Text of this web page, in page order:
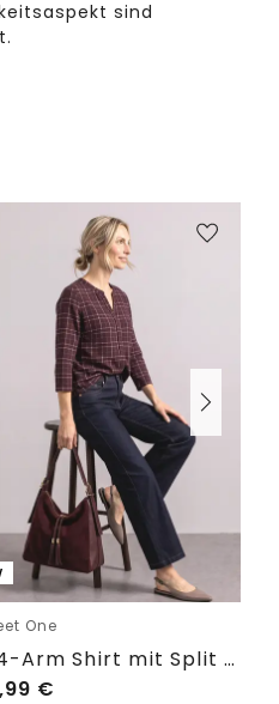
sind
One
3/4-Arm Shirt mit Split Neck und Print
€